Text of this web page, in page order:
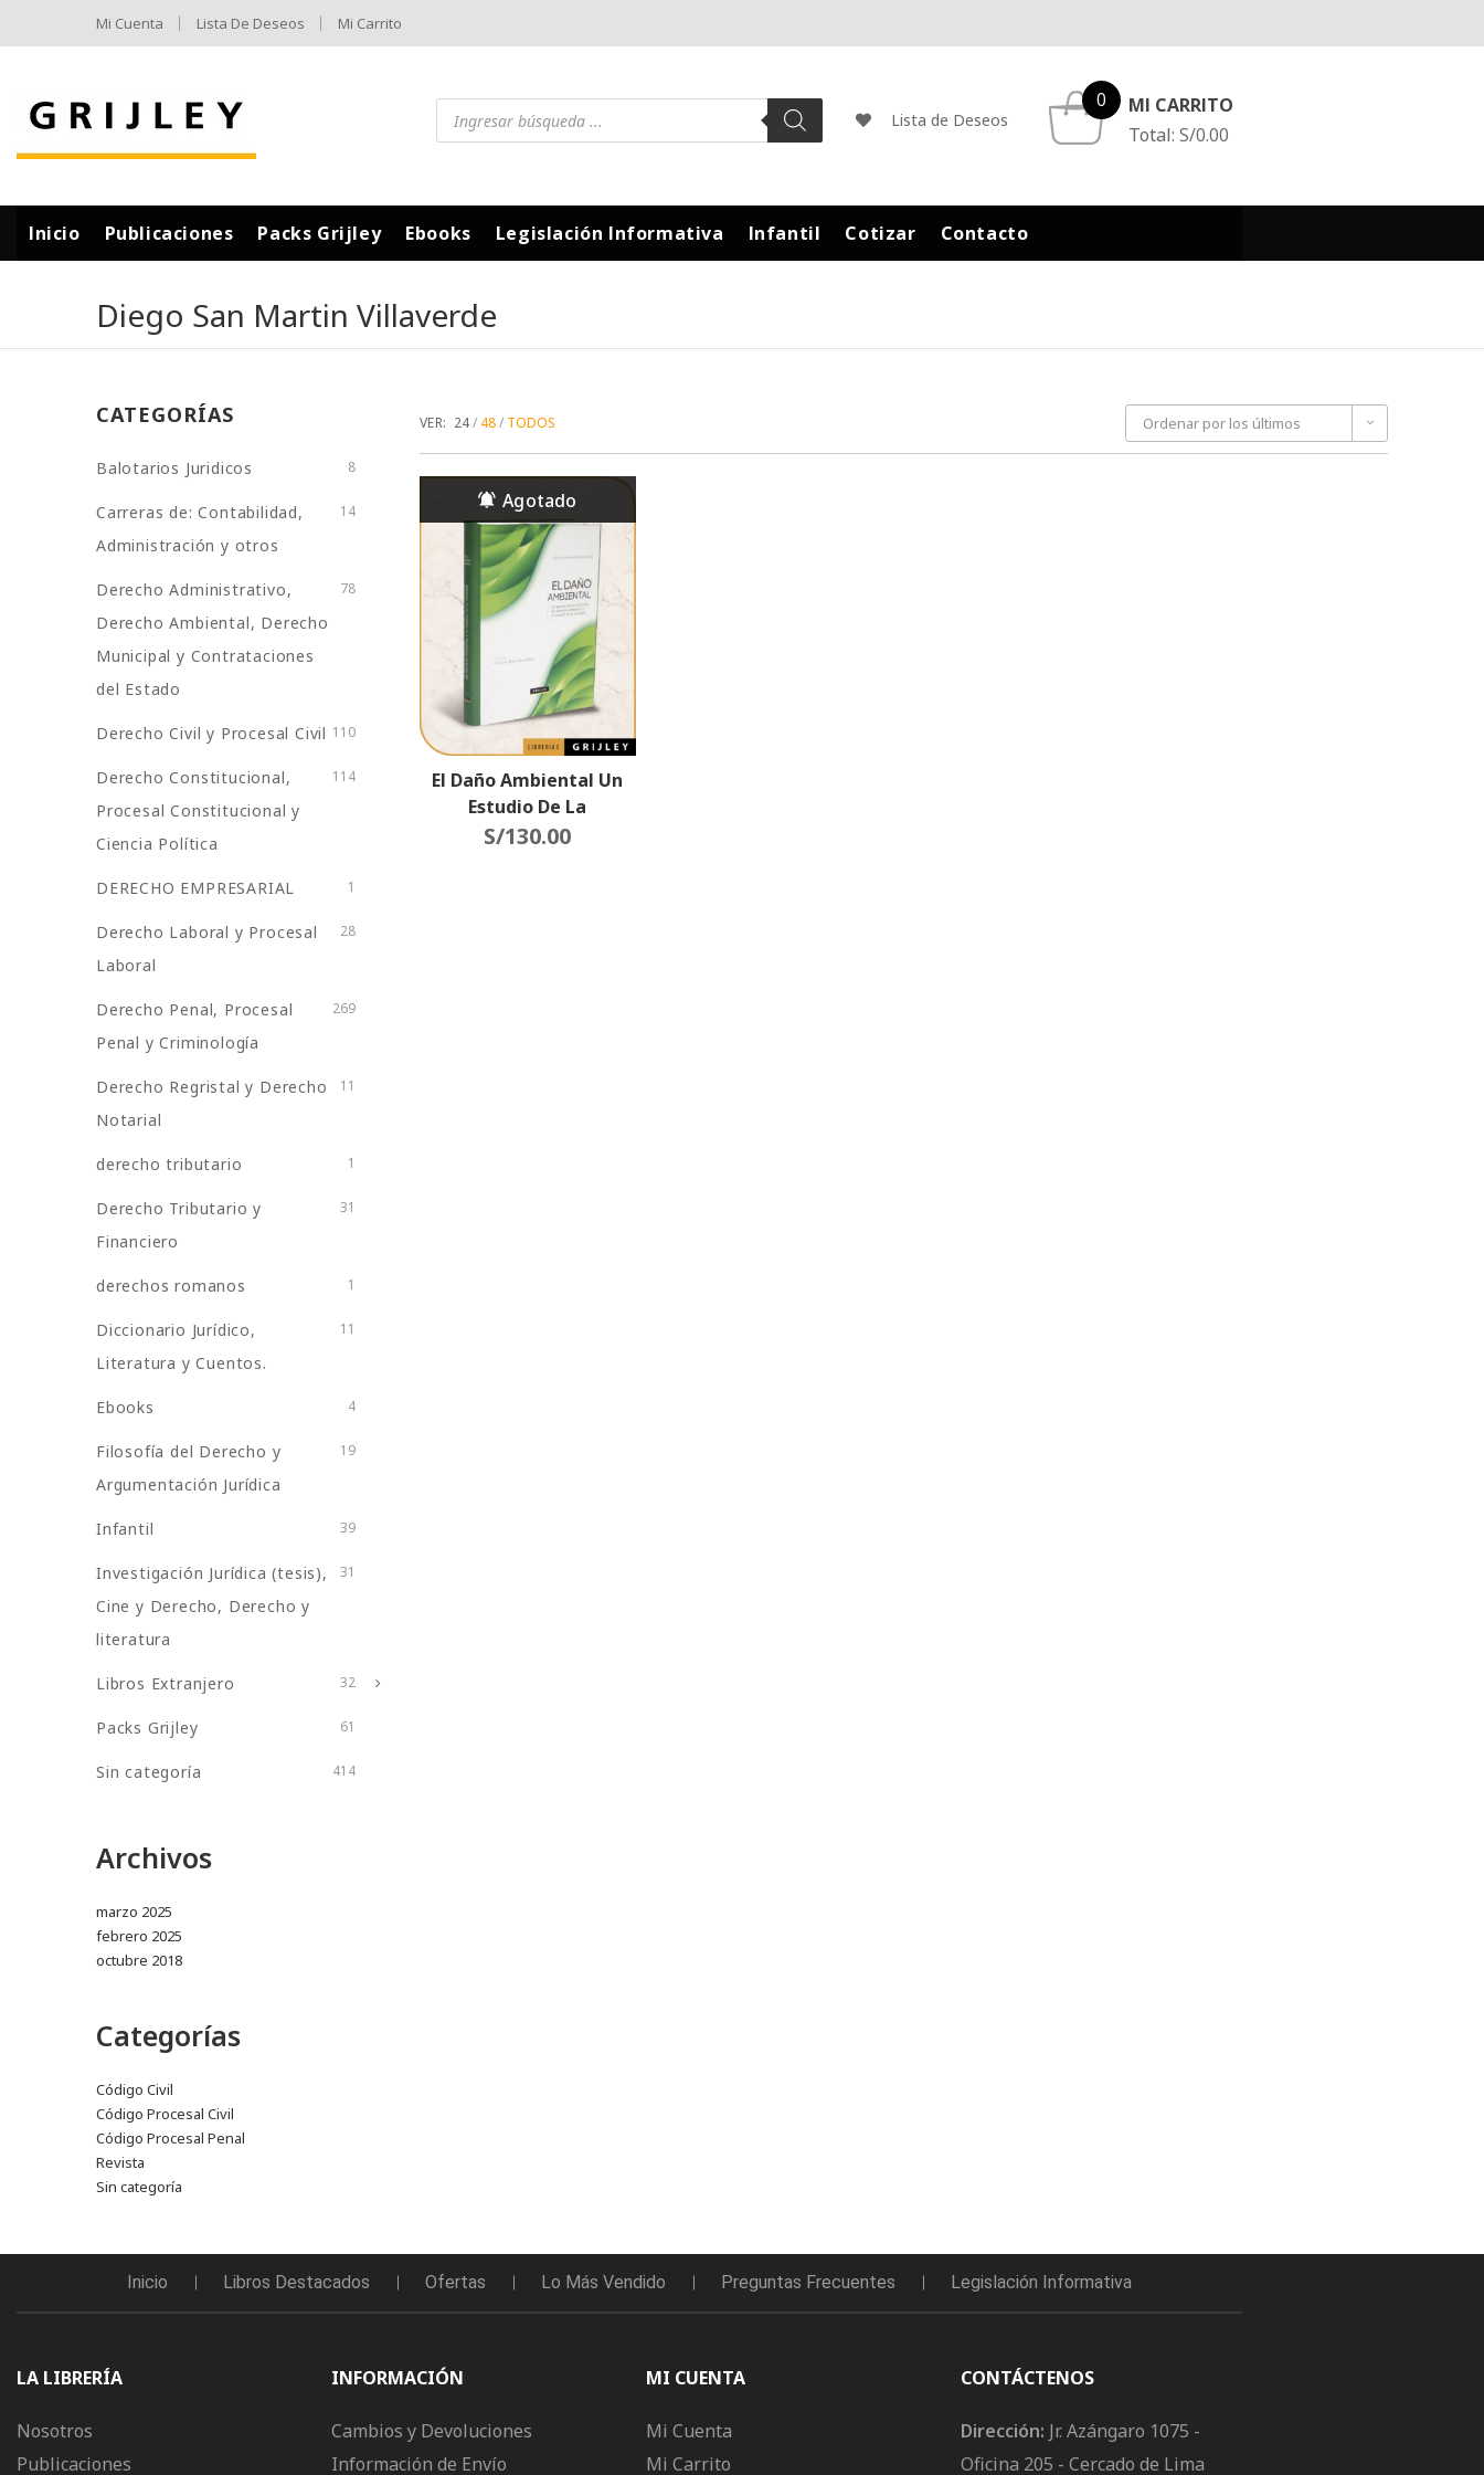
Mi Cuenta Lista De Deseos Mi Carrito
Lista de Deseos
0
MI CARRITO
Total: S/0.00
Inicio Publicaciones Packs Grijley Ebooks Legislación Informativa Infantil Cotizar Contacto
Diego San Martin Villaverde
Ordenar por los últimos
VER: 24 48 TODOS
El Daño Ambiental Un
Estudio De La
Institución Del Derecho
S/130.00
CATEGORÍAS
Balotarios Juridicos 8
Carreras de: Contabilidad,
Administración y otros
14
Derecho Administrativo,
Derecho Ambiental, Derecho
Municipal y Contrataciones
del Estado
78
Derecho Civil y Procesal Civil 110
Derecho Constitucional,
Procesal Constitucional y
Ciencia Política
114
DERECHO EMPRESARIAL 1
Derecho Laboral y Procesal
Laboral
28
Derecho Penal, Procesal
Penal y Criminología
269
Derecho Regristal y Derecho
Notarial
11
derecho tributario 1
Derecho Tributario y
Financiero
31
derechos romanos 1
Diccionario Jurídico,
Literatura y Cuentos.
11
Ebooks 4
Filosofía del Derecho y
Argumentación Jurídica
19
Infantil 39
Investigación Jurídica (tesis),
Cine y Derecho, Derecho y
literatura
31
Libros Extranjero 32
Packs Grijley 61
Sin categoría 414
Archivos
marzo 2025
febrero 2025
octubre 2018
Categorías
Código Civil
Código Procesal Civil
Código Procesal Penal
Revista
Sin categoría
Inicio Libros Destacados Ofertas Lo Más Vendido Preguntas Frecuentes Legislación Informativa
LA LIBRERÍA
Nosotros
Publicaciones
INFORMACIÓN
Cambios y Devoluciones
Información de Envío
MI CUENTA
Mi Cuenta
Mi Carrito
CONTÁCTENOS
Dirección: Jr. Azángaro 1075 -
Oficina 205 - Cercado de Lima